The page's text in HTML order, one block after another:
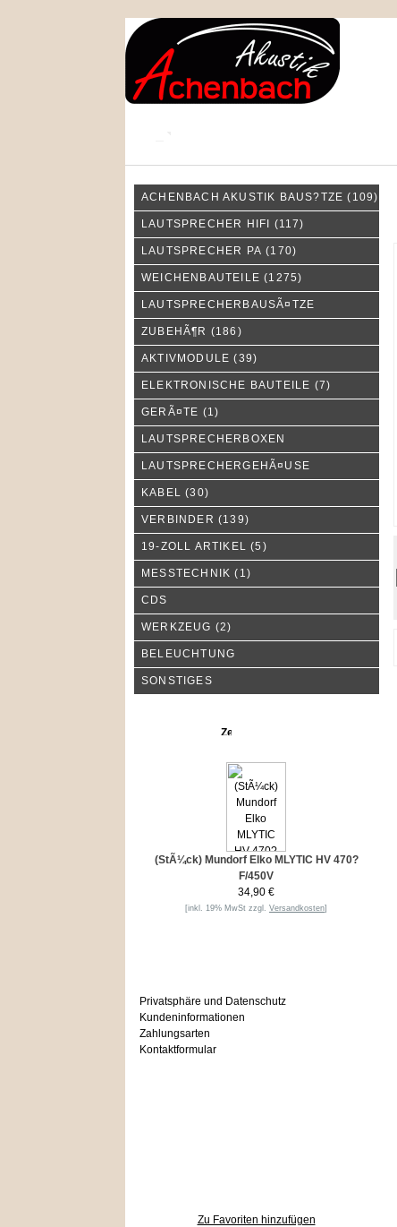
ACHENBACH AKUSTIK BAUS?TZE (109)
LAUTSPRECHER HIFI (117)
LAUTSPRECHER PA (170)
WEICHENBAUTEILE (1275)
LAUTSPRECHERBAUSÃ¤TZE
ZUBEHÃ¶R (186)
AKTIVMODULE (39)
ELEKTRONISCHE BAUTEILE (7)
GERÃ¤TE (1)
LAUTSPRECHERBOXEN
LAUTSPRECHERGEHÃ¤USE
KABEL (30)
VERBINDER (139)
19-ZOLL ARTIKEL (5)
MESSTECHNIK (1)
CDS
WERKZEUG (2)
BELEUCHTUNG
SONSTIGES
(StÃ¼ck) Mundorf Elko MLYTIC HV 470?
F/450V
34,90 €
[inkl. 19% MwSt zzgl. Versandkosten]
Privatsphäre und Datenschutz
Kundeninformationen
Zahlungsarten
Kontaktformular
Zu Favoriten hinzufügen